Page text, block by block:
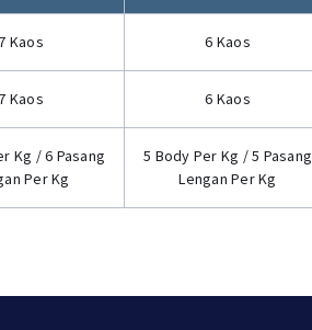
7 Kaos 6 Kaos
7 Kaos 6 Kaos
Kg / 6 Pasang
Per Kg
5 Body Per Kg / 5 Pasang
Lengan Per Kg